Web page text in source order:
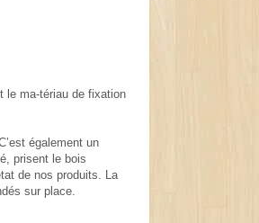
le ma-tériau de fixation
également un
prisent le bois
de nos produits. La
sur place.